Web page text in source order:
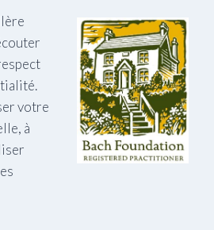
votre
à